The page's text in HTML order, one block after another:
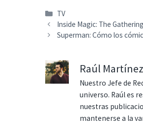
Categorías
TV
Inside Magic: The
Superman: Cómo los
Raúl Martínez
Nuestro Jefe de
universo. Raúl es
nuestras
mantenerse a la